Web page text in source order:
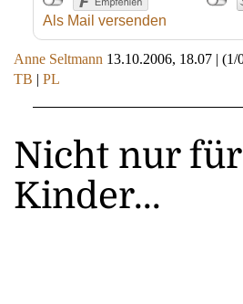
Als Mail versenden
Anne Seltmann 13.10.2006, 18.07 | (1/
TB | PL
Nicht nur
Kinder...